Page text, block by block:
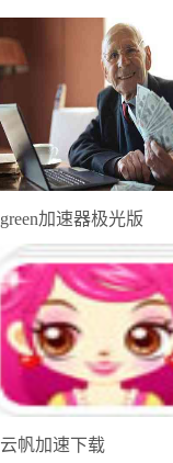
green加速器极光版
云帆加速下载